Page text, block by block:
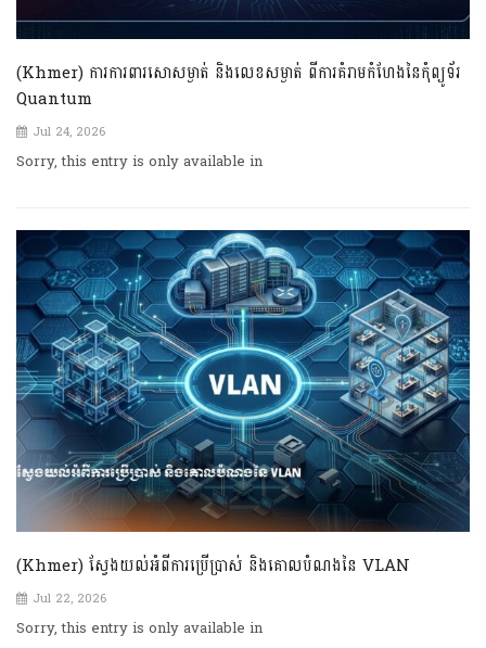
(Khmer) ការការពារសោសម្ងាត់ និងលេខសម្ងាត់ ពីការគំរាមកំហែងនៃកុំព្យូទ័រ
Quantum
Jul 24, 2026
Sorry, this entry is only available in
(Khmer) ស្វែងយល់អំពីការប្រើប្រាស់ និងគោលបំណងនៃ VLAN
Jul 22, 2026
Sorry, this entry is only available in